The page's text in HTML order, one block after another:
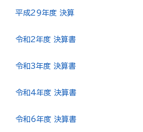
平成29年度 決算
令和2年度 決算書
令和3年度 決算書
令和4年度 決算書
令和6年度 決算書